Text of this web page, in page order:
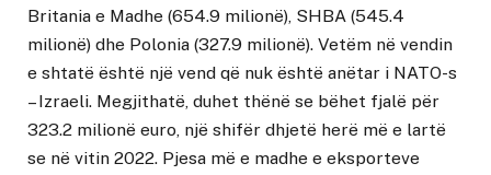
Britania e Madhe (654.9 milionë), SHBA (545.4
milionë) dhe Polonia (327.9 milionë). Vetëm në vendin
e shtatë është një vend që nuk është anëtar i NATO-s
– Izraeli. Megjithatë, duhet thënë se bëhet fjalë për
323.2 milionë euro, një shifër dhjetë herë më e lartë
se në vitin 2022. Pjesa më e madhe e eksporteve